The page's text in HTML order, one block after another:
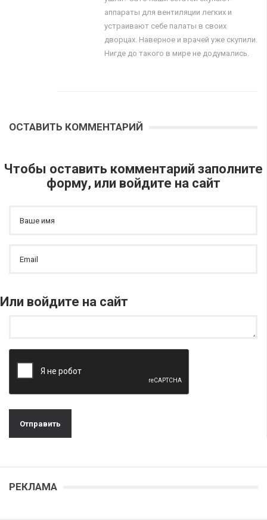
аппараты для вентиляции легких и
устраивают себе палаты в своих
дворцах. Наверное и врачей уже скупили.
Нигде до такого в мире не додумались.
ОСТАВИТЬ КОММЕНТАРИЙ
Чтобы оставить комментарий заполните
форму, или войдите на сайт
Или войдите на сайт
РЕКЛАМА